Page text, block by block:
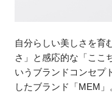
自分らしい美しさを育
さ」と感応的な「ここ
いうブランドコンセプ
したブランド「MEM